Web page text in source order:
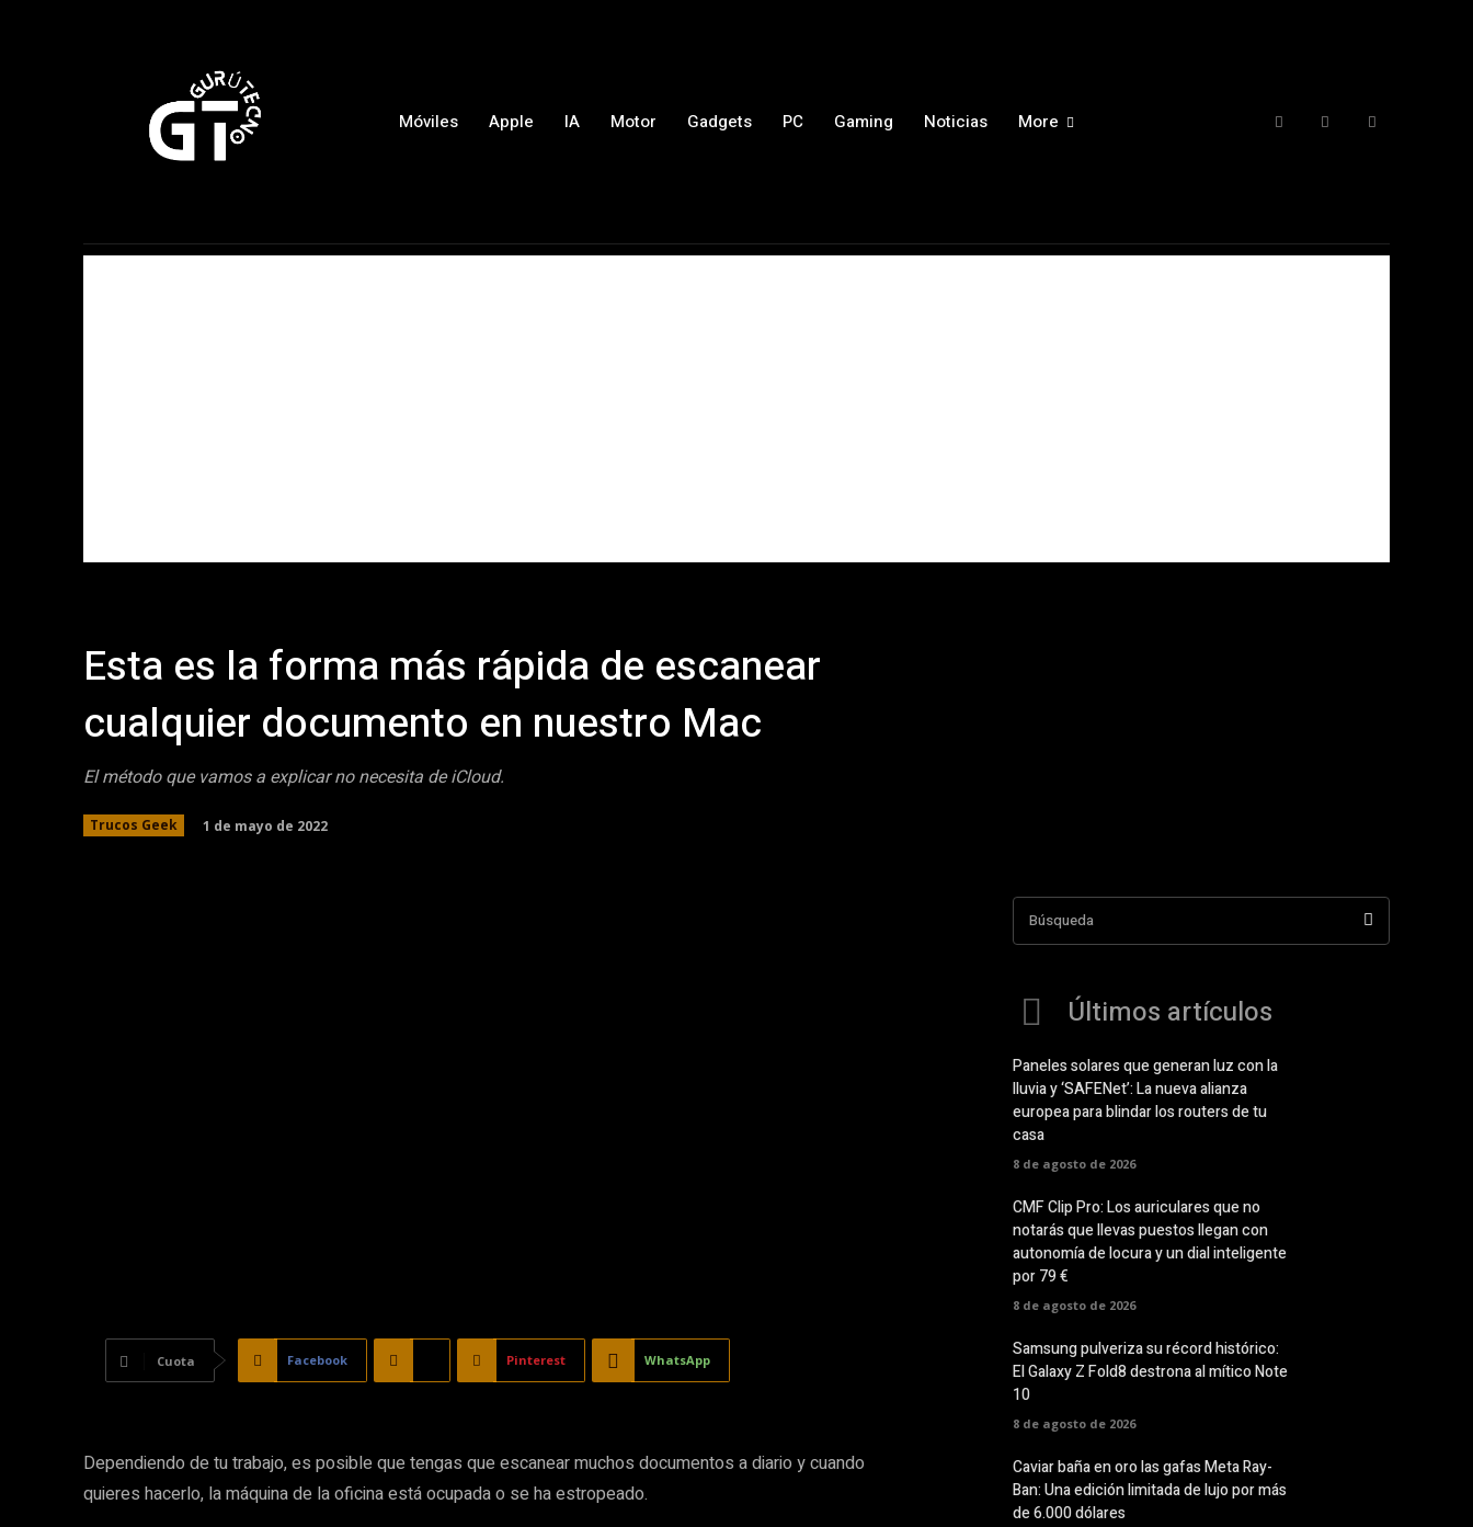
Móviles Apple IA Motor Gadgets PC Gaming Noticias More
Esta es la forma más rápida de escanear
cualquier documento en nuestro Mac
El método que vamos a explicar no necesita de iCloud.
Trucos Geek 1 de mayo de 2022
Cuota Facebook Pinterest WhatsApp
Dependiendo de tu trabajo, es posible que tengas que escanear muchos documentos a diario y cuando
quieres hacerlo, la máquina de la oficina está ocupada o se ha estropeado.
Búsqueda
Últimos artículos
Paneles solares que generan luz con la
lluvia y ‘SAFENet’: La nueva alianza
europea para blindar los routers de tu
casa
8 de agosto de 2026
CMF Clip Pro: Los auriculares que no
notarás que llevas puestos llegan con
autonomía de locura y un dial inteligente
por 79 €
8 de agosto de 2026
Samsung pulveriza su récord histórico:
El Galaxy Z Fold8 destrona al mítico Note
10
8 de agosto de 2026
Caviar baña en oro las gafas Meta Ray-
Ban: Una edición limitada de lujo por más
de 6.000 dólares